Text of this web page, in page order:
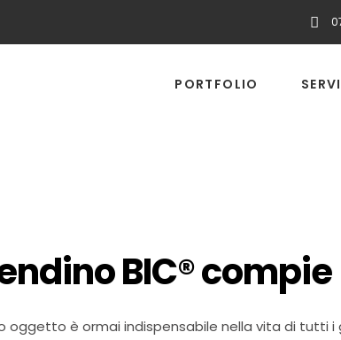
PORTFOLIO
BIC®
oggetto è ormai indispensabile nella vita di tutti